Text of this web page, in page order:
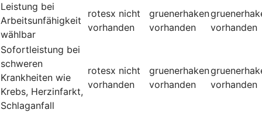
Leistung bei
Arbeitsunfähigkeit
wählbar
rotesx nicht
vorhanden
gruenerhaken
vorhanden
vorhanden
Sofortleistung bei
schweren
Krankheiten wie
Krebs, Herzinfarkt,
Schlaganfall
rotesx nicht
vorhanden
gruenerhaken
vorhanden
vorhanden